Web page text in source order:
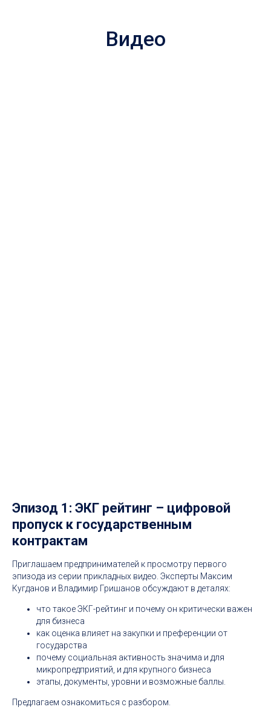
Видео
Эпизод 1: ЭКГ рейтинг – цифровой
пропуск к государственным
контрактам
Приглашаем предпринимателей к просмотру первого
эпизода из серии прикладных видео. Эксперты Максим
Кугданов и Владимир Гришанов обсуждают в деталях:
что такое ЭКГ-рейтинг и почему он критически важен
для бизнеса
как оценка влияет на закупки и преференции от
государства
почему социальная активность значима и для
микропредприятий, и для крупного бизнеса
этапы, документы, уровни и возможные баллы.
Предлагаем ознакомиться с разбором.